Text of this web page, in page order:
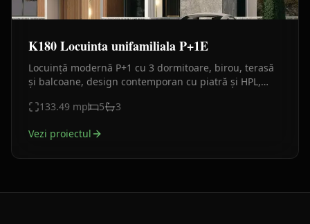
K180 Locuinta unifamiliala P+1E
Locuință modernă P+1 cu 3 dormitoare, birou, terasă
și balcoane, design contemporan cu piatră și HPL,
133.49 mp 5 3
Vezi proiectul